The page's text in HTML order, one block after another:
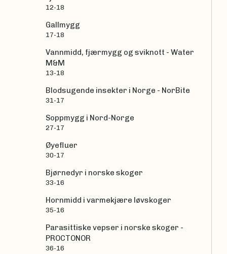
12-18
Gallmygg
17-18
Vannmidd, fjærmygg og sviknott - Water
M&M
13-18
Blodsugende insekter i Norge - NorBite
31-17
Soppmygg i Nord-Norge
27-17
Øyefluer
30-17
Bjørnedyr i norske skoger
33-16
Hornmidd i varmekjære løvskoger
35-16
Parasittiske vepser i norske skoger -
PROCTONOR
36-16